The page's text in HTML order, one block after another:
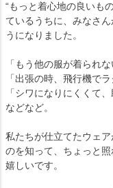
“もっと着心地の良いも
ているうちに、みなさ
うになりました。
「もう他の服が着られな
「出張の時、飛行機でラ
「シワになりにくくて、
などなど。
私たちが仕立てたウェ
のを知って、ちょっと
嬉しいです。